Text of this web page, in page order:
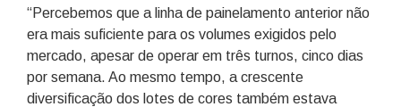
“Percebemos que a linha de painelamento anterior não
era mais suficiente para os volumes exigidos pelo
mercado, apesar de operar em três turnos, cinco dias
por semana. Ao mesmo tempo, a crescente
diversificação dos lotes de cores também estava